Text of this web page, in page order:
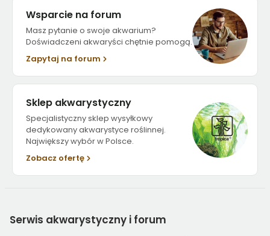
Wsparcie na forum
Masz pytanie o swoje akwarium?
Doświadczeni akwaryści chętnie pomogą.
Zapytaj na forum
Sklep akwarystyczny
Specjalistyczny sklep wysyłkowy
dedykowany akwarystyce roślinnej.
Największy wybór w Polsce.
Zobacz ofertę
Serwis akwarystyczny i forum